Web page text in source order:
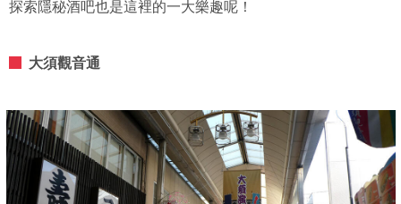
探索隱秘酒吧也是這裡的一大樂趣呢！
大須觀音通